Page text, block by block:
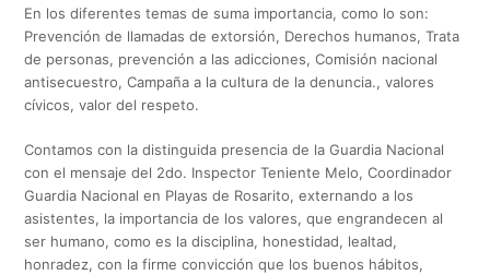
En los diferentes temas de suma importancia, como lo son:
Prevención de llamadas de extorsión, Derechos humanos, Trata
de personas, prevención a las adicciones, Comisión nacional
antisecuestro, Campaña a la cultura de la denuncia., valores
cívicos, valor del respeto.
Contamos con la distinguida presencia de la Guardia Nacional
con el mensaje del 2do. Inspector Teniente Melo, Coordinador
Guardia Nacional en Playas de Rosarito, externando a los
asistentes, la importancia de los valores, que engrandecen al
ser humano, como es la disciplina, honestidad, lealtad,
honradez, con la firme convicción que los buenos hábitos,